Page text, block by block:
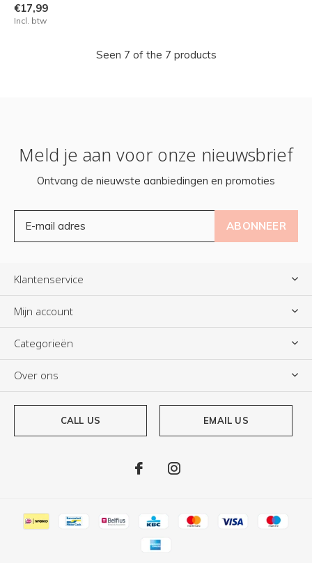
€17,99
Incl. btw
Seen 7 of the 7 products
Meld je aan voor onze nieuwsbrief
Ontvang de nieuwste aanbiedingen en promoties
ABONNEER
Klantenservice
Mijn account
Categorieën
Over ons
CALL US EMAIL US